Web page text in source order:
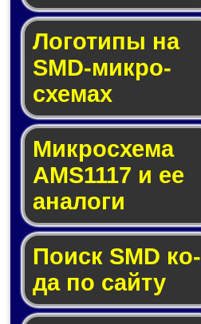
Логотипы на
SMD-мик­ро­
схе­мах
Микросхема
AMS1117 и ее
ана­ло­ги
Поиск SMD ко­
да по сай­ту